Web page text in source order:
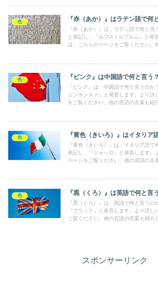
色 『赤（あか）』はラテン語で何
『赤（あか）』は、ラテン語で何と言
と表記し、『ルフス / ルブルム』と発
は、こちらのページをご覧ください。
色 『ピンク』は中国語で何と言う？
『ピンク』は、中国語で何と言うのか
ェンホンスァ』と発音します。より詳
をご覧ください。他の言語の言葉も紹
色 『黄色（きいろ）』はイタリア
『黄色（きいろ）』は、イタリア語で
表記し、『ジャッロ』と発音します。
ページをご覧ください。他の言語の言
色 『黒（くろ）』は英語で何と言
『黒（くろ）』は、英語で何と言うの
『ブラック』と発音します。より詳し
ご覧ください。他の言語の言葉も紹介
スポンサーリンク